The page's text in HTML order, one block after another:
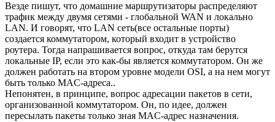
Везде пишут, что домашние маршрутизаторы распределяют
трафик между двумя сетями - глобальной WAN и локально
LAN. И говорят, что LAN сеть(все остальные порты)
создается коммутатором, который входит в устройство
роутера. Тогда напрашивается вопрос, откуда там берутся
локальные IP, если это как-бы является коммутатором. Он же
должен работать на втором уровне модели OSI, а на нем могут
быть только MAC-адреса..
Непонятен, в принципе, вопрос адресации пакетов в сети,
организованной коммутатором. Он, по идее, должен
пересылать пакеты только зная MAC-адрес назначения.